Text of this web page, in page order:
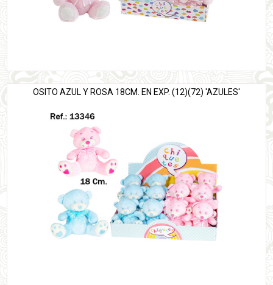
OSITO AZUL Y ROSA 18CM. EN EXP. (12)(72) 'AZULES'